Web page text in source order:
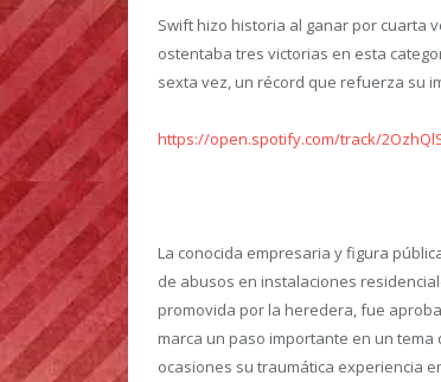
Swift hizo historia al ganar por cuarta
ostentaba tres victorias en esta
sexta vez, un récord que refuerza su
https://open.spotify.com/track/
La conocida empresaria y figura
de abusos en instalaciones
promovida por la heredera, fue
marca un paso importante en un
ocasiones su traumática experiencia